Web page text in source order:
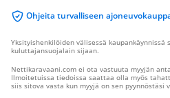
Ohjeita turvalliseen
Yksityishenkilöiden välisessä kaupankäynnissä
kuluttajansuojalain sijaan.
Nettikaravaani.com ei ota vastuuta myyjän
Ilmoitetuissa tiedoissa saattaa olla myös
siis sitova vasta kun myyjä on sen pyynnöstäsi